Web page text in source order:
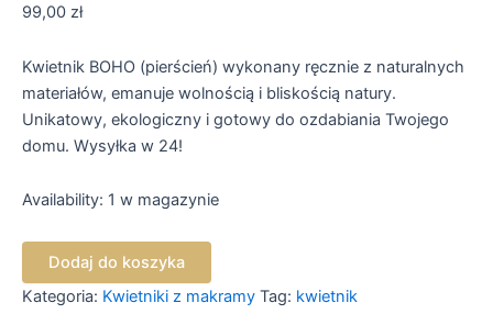
99,00 zł
Kwietnik BOHO (pierścień) wykonany ręcznie z naturalnych
materiałów, emanuje wolnością i bliskością natury.
Unikatowy, ekologiczny i gotowy do ozdabiania Twojego
domu. Wysyłka w 24!
Availability: 1 w magazynie
Dodaj do koszyka
Kategoria: Kwietniki z makramy Tag: kwietnik